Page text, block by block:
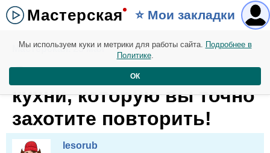
Мастерская ⭐️ Мои закладки
Мастерская. 23 мая
Самая простая идея для
кухни, которую вы точно
захотите повторить!
lesorub
Мы используем куки и метрики для работы сайта. Подробнее в
Политике.
ОК